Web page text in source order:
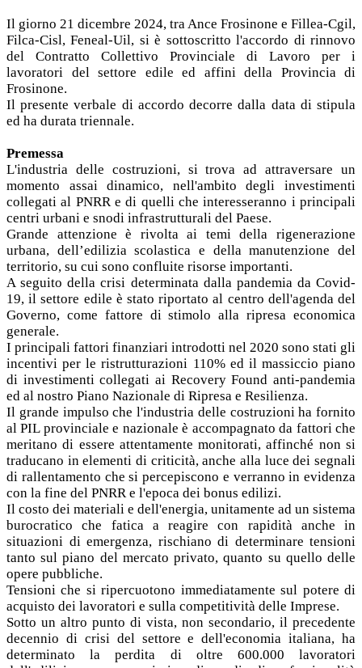
Il giorno 21 dicembre 2024, tra Ance Frosinone e Fillea-Cgil,
Filca-Cisl, Feneal-Uil, si è sottoscritto l'accordo di rinnovo
del Contratto Collettivo Provinciale di Lavoro per i
lavoratori del settore edile ed affini della Provincia di
Frosinone.
Il presente verbale di accordo decorre dalla data di stipula
ed ha durata triennale.
Premessa
L'industria delle costruzioni, si trova ad attraversare un
momento assai dinamico, nell'ambito degli investimenti
collegati al PNRR e di quelli che interesseranno i principali
centri urbani e snodi infrastrutturali del Paese.
Grande attenzione è rivolta ai temi della rigenerazione
urbana, dell’edilizia scolastica e della manutenzione del
territorio, su cui sono confluite risorse importanti.
A seguito della crisi determinata dalla pandemia da Covid-
19, il settore edile è stato riportato al centro dell'agenda del
Governo, come fattore di stimolo alla ripresa economica
generale.
I principali fattori finanziari introdotti nel 2020 sono stati gli
incentivi per le ristrutturazioni 110% ed il massiccio piano
di investimenti collegati ai Recovery Found anti-pandemia
ed al nostro Piano Nazionale di Ripresa e Resilienza.
Il grande impulso che l'industria delle costruzioni ha fornito
al PIL provinciale e nazionale è accompagnato da fattori che
meritano di essere attentamente monitorati, affinché non si
traducano in elementi di criticità, anche alla luce dei segnali
di rallentamento che si percepiscono e verranno in evidenza
con la fine del PNRR e l'epoca dei bonus edilizi.
Il costo dei materiali e dell'energia, unitamente ad un sistema
burocratico che fatica a reagire con rapidità anche in
situazioni di emergenza, rischiano di determinare tensioni
tanto sul piano del mercato privato, quanto su quello delle
opere pubbliche.
Tensioni che si ripercuotono immediatamente sul potere di
acquisto dei lavoratori e sulla competitività delle Imprese.
Sotto un altro punto di vista, non secondario, il precedente
decennio di crisi del settore e dell'economia italiana, ha
determinato la perdita di oltre 600.000 lavoratori